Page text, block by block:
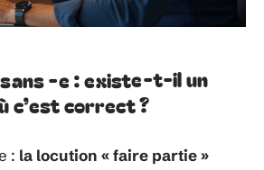
-e : existe-t-il un
c’est correct ?
: la locution « faire partie »